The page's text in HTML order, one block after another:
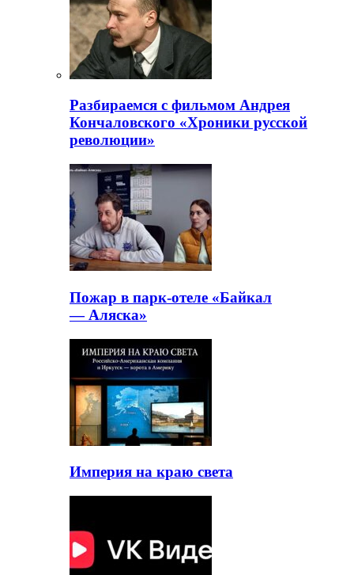
Разбираемся с фильмом Андрея
Кончаловского «Хроники русской
революции»
Пожар в парк-отеле «Байкал
— Аляска»
Империя на краю света